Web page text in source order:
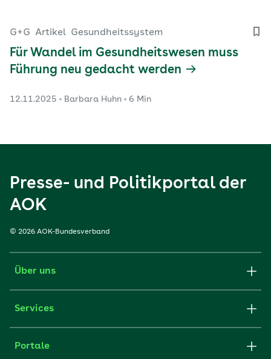
G+G Artikel Gesundheitssystem
Für Wandel im Gesundheitswesen muss
Führung neu gedacht werden
12.11.2025 Barbara Huhn 6 Min
Presse- und Politikportal der
AOK
© 2026 AOK-Bundesverband
Über uns
Services
Portale